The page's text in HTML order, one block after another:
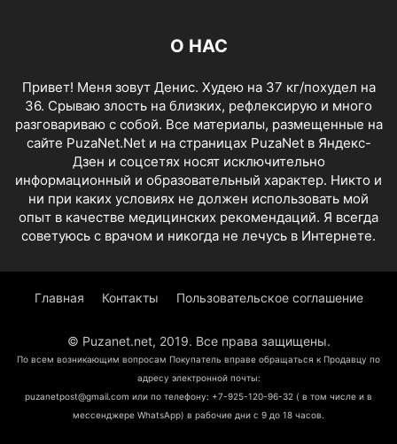
О НАС
Привет! Меня зовут Денис. Худею на 37 кг/похудел на
36. Срываю злость на близких, рефлексирую и много
разговариваю с собой. Все материалы, размещенные на
сайте PuzaNet.Net и на страницах PuzaNet в Яндекс-
Дзен и соцсетях носят исключительно
информационный и образовательный характер. Никто и
ни при каких условиях не должен использовать мой
опыт в качестве медицинских рекомендаций. Я всегда
советуюсь с врачом и никогда не лечусь в Интернете.
Главная Контакты Пользовательское соглашение
© Puzanet.net, 2019. Все права защищены.
По всем возникающим вопросам Покупатель вправе обращаться к Продавцу по
адресу электронной почты:
puzanetpost@gmail.com или по телефону: +7-925-120-96-32 ( в том числе и в
мессенджере WhatsApp) в рабочие дни с 9 до 18 часов.